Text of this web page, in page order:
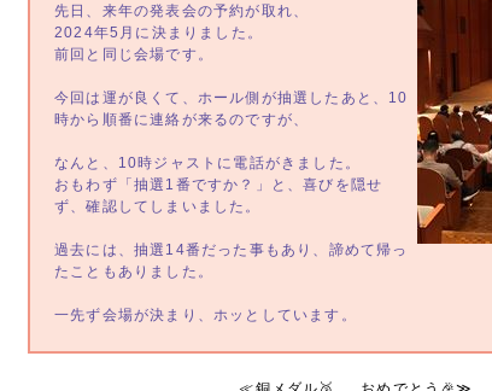
先日、来年の発表会の予約が取れ、
2024年5月に決まりました。
前回と同じ会場です。
今回は運が良くて、ホール側が抽選したあと、10
時から順番に連絡が来るのですが、
なんと、10時ジャストに電話がきました。
おもわず「抽選1番ですか？」と、喜びを隠せ
ず、確認してしまいました。
過去には、抽選14番だった事もあり、諦めて帰っ
たこともありました。
一先ず会場が決まり、ホッとしています。